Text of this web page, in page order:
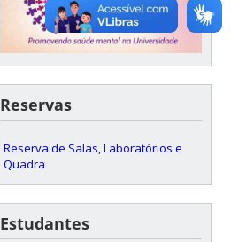
Reservas
Reserva de Salas, Laboratórios e
Quadra
Estudantes